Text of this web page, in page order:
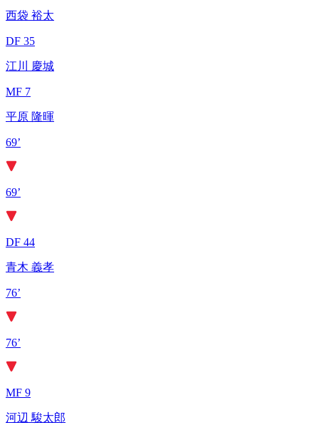
西袋 裕太
DF 35
江川 慶城
MF 7
平原 隆暉
69’
69’
DF 44
青木 義孝
76’
76’
MF 9
河辺 駿太郎